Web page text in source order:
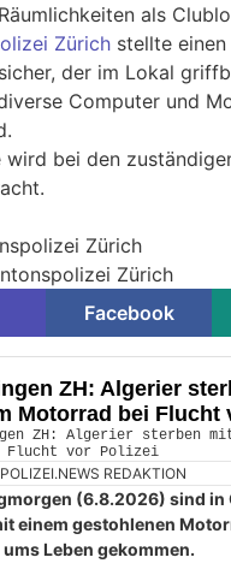
als
Zürich stellte
der im Lokal
Computer und
wird bei den
Zürich
Zürich
Facebook
ZH: Algerier
Motorrad bei Flucht
POLIZEI.NEWS REDAKTION
(6.8.2026) sind in
einem gestohlenen
Leben gekommen.